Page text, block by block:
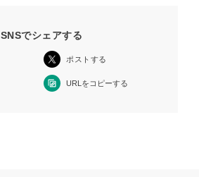
SNSでシェアする
ポストする
URLをコピーする